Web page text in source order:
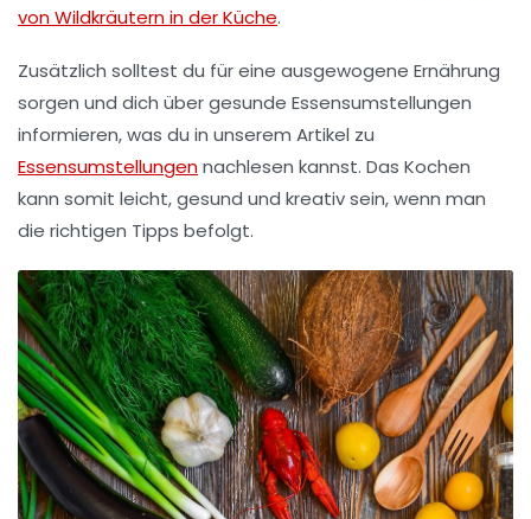
von Wildkräutern in der Küche.
Zusätzlich solltest du für eine ausgewogene Ernährung
sorgen und dich über gesunde Essensumstellungen
informieren, was du in unserem Artikel zu
Essensumstellungennachlesen kannst. Das Kochen
kann somit leicht, gesund und kreativ sein, wenn man
die richtigen Tipps befolgt.